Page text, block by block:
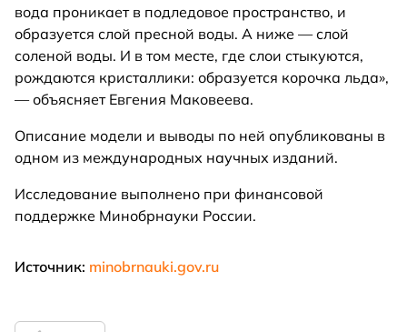
вода проникает в подледовое пространство, и
образуется слой пресной воды. А ниже — слой
соленой воды. И в том месте, где слои стыкуются,
рождаются кристаллики: образуется корочка льда»,
— объясняет Евгения Маковеева.
Описание модели и выводы по ней опубликованы в
одном из международных научных изданий.
Исследование выполнено при финансовой
поддержке Минобрнауки России.
Источник: minobrnauki.gov.ru